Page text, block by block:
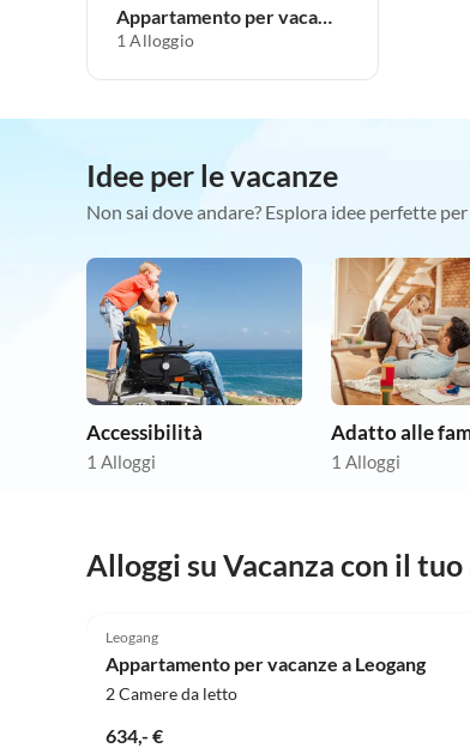
Appartamento per vacanze
1 Alloggio
Idee per le vacanze
Non sai dove andare? Esplora idee perfette per
Accessibilità
1 Alloggi
Adatto alle
1 Alloggi
Alloggi su Vacanza con il
Leogang
Appartamento per vacanze a Leogang
2 Camere da letto
634,- €